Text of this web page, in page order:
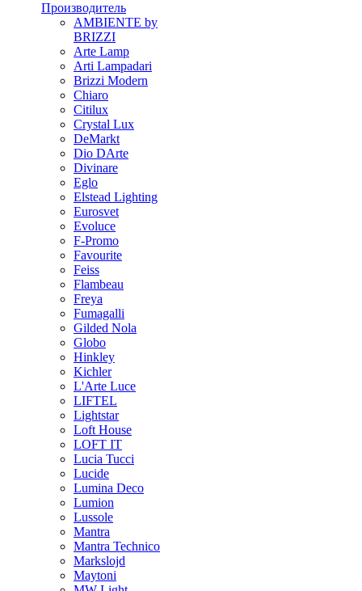
Производитель
AMBIENTE by
BRIZZI
Arte Lamp
Arti Lampadari
Brizzi Modern
Chiaro
Citilux
Crystal Lux
DeMarkt
Dio DArte
Divinare
Eglo
Elstead Lighting
Eurosvet
Evoluce
F-Promo
Favourite
Feiss
Flambeau
Freya
Fumagalli
Gilded Nola
Globo
Hinkley
Kichler
L'Arte Luce
LIFTEL
Lightstar
Loft House
LOFT IT
Lucia Tucci
Lucide
Lumina Deco
Lumion
Lussole
Mantra
Mantra Technico
Markslojd
Maytoni